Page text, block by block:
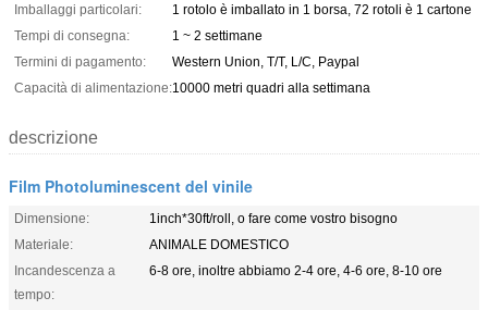
Imballaggi particolari:
1 rotolo è imballato in 1 borsa, 72 rotoli è 1 cartone
Tempi di consegna:
1 ~ 2 settimane
Termini di pagamento:
Western Union, T/T, L/C, Paypal
Capacità di alimentazione:10000 metri quadri alla settimana
descrizione
Film Photoluminescent del vinile
Dimensione:
1inch*30ft/roll, o fare come vostro bisogno
Materiale:
ANIMALE DOMESTICO
Incandescenza a
tempo:
6-8 ore, inoltre abbiamo 2-4 ore, 4-6 ore, 8-10 ore